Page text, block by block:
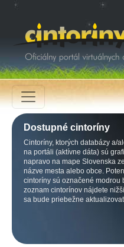
Dostupné cintoríny
Cintoríny, ktorých databázy a/
na portáli (aktívne dáta) sú
napravo na mape Slovenska
názve mesta alebo obce.
cintoríny sú označené modrou
zoznam cintorínov nájdete
sa bude priebežne